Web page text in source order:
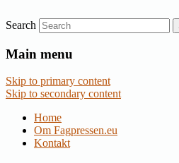
Fagpressen.eu
Nyheder om dansk EU-
Search
Main menu
Skip to primary content
Skip to secondary content
Home
Om Fagpressen.eu
Kontakt